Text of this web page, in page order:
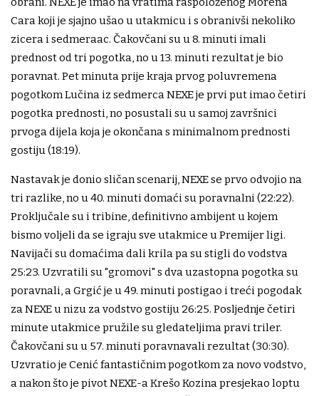
Cara koji je sjajno ušao u utakmicu i s obranivši nekoliko
zicera i sedmeraac. Čakovčani su u 8. minuti imali
prednost od tri pogotka, no u 13. minuti rezultat je bio
poravnat. Pet minuta prije kraja prvog poluvremena
pogotkom Lučina iz sedmerca NEXE je prvi put imao četiri
pogotka prednosti, no posustali su u samoj završnici
prvoga dijela koja je okončana s minimalnom prednosti
gostiju (18:19).
Nastavak je donio sličan scenarij, NEXE se prvo odvojio na
tri razlike, no u 40. minuti domaći su poravnalni (22:22).
Proključale su i tribine, definitivno ambijent u kojem
bismo voljeli da se igraju sve utakmice u Premijer ligi.
Navijači su domaćima dali krila pa su stigli do vodstva
25:23. Uzvratili su "gromovi" s dva uzastopna pogotka su
poravnali, a Grgić je u 49. minuti postigao i treći pogodak
za NEXE u nizu za vodstvo gostiju 26:25. Posljednje četiri
minute utakmice pružile su gledateljima pravi triler.
Čakovčani su u 57. minuti poravnavali rezultat (30:30).
Uzvratio je Cenić fantastičnim pogotkom za novo vodstvo,
a nakon što je pivot NEXE-a Krešo Kozina presjekao loptu